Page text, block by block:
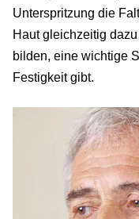
Unterspritzung die
Haut gleichzeitig
bilden, eine wichtige
Festigkeit gibt.